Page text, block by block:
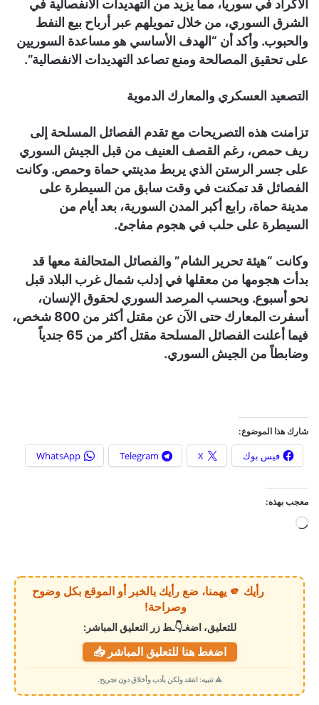
الأكراد في سوريا، مما يزيد من التهديدات الانفصالية في
الشرق السوري، من خلال تمويلهم عبر أرباح بيع النفط
والحبوب. وأكد أن “الهدف الأساسي هو مساعدة السوريين
على تحقيق المصالحة ومنع تصاعد التهديدات الانفصالية”.
التصعيد العسكري والمعارك الدموية
تزامنت هذه التصريحات مع تقدم الفصائل المسلحة إلى
ريف حمص، رغم القصف العنيف من قبل الجيش السوري
على جسر الرستن الذي يربط مدينتي حماة وحمص. وكانت
الفصائل قد تمكنت في وقت سابق من السيطرة على
مدينة حماة، رابع أكبر المدن السورية، بعد أيام من
السيطرة على حلب في هجوم مفاجئ.
وكانت “هيئة تحرير الشام” والفصائل المتحالفة معها قد
بدأت هجومها من معقلها في إدلب شمال غرب البلاد قبل
نحو أسبوع. وبحسب المرصد السوري لحقوق الإنسان،
أسفرت المعارك حتى الآن عن مقتل أكثر من 800 شخص،
فيما أعلنت الفصائل المسلحة مقتل أكثر من 65 جندياً
وضابطاً من الجيش السوري.
شارك هذا الموضوع:
فيس بوك X
Telegram
WhatsApp
معجب بهذه:
ي
م
ي
رأيك 🫵 يهمنا، ضع رأيك بالخبر أو الموقع بكل وضوح
وصراحة!
للتعليق، اضغـ👇ـط زر التعليق المباشر:
اضغط هنا للتعليق المباشر 📥
⚠️ تنبيه: انتقد ولكن بأدب وأخلاق دون تجريح.